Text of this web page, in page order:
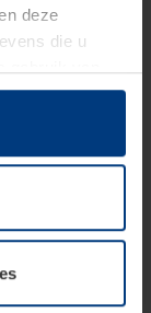
deze
die u
op uw
alle andere
Uw
van de